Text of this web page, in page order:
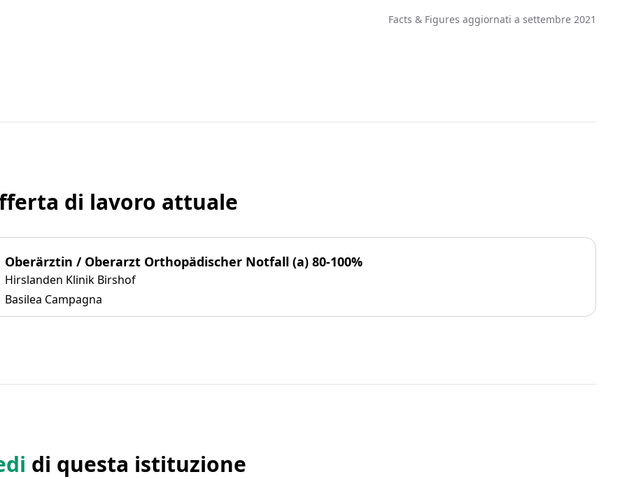
Facts & Figures aggiornati a settembre 2021
di lavoro attuale
Oberärztin / Oberarzt Orthopädischer Notfall (a) 80-100%
Hirslanden Klinik Birshof
Basilea Campagna
di questa istituzione